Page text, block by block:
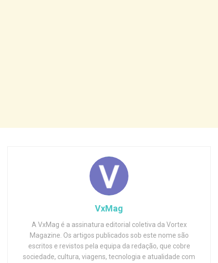
VxMag
A VxMag é a assinatura editorial coletiva da Vortex
Magazine. Os artigos publicados sob este nome são
escritos e revistos pela equipa da redação, que cobre
sociedade, cultura, viagens, tecnologia e atualidade com